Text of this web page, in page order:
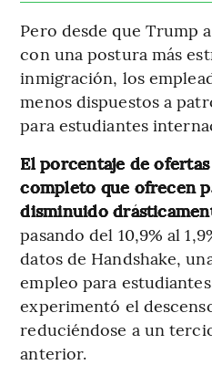
Pero desde que Trump
con una postura más
inmigración, los
menos dispuestos a
para estudiantes
El porcentaje de
completo que ofrecen
disminuido
pasando del 10,9% al
datos de Handshake,
empleo para
experimentó el
reduciéndose a un
anterior.